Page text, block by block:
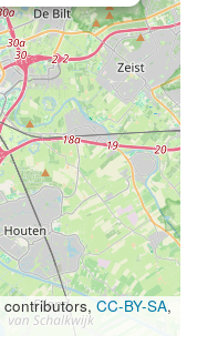
contributors, CC-BY-SA,